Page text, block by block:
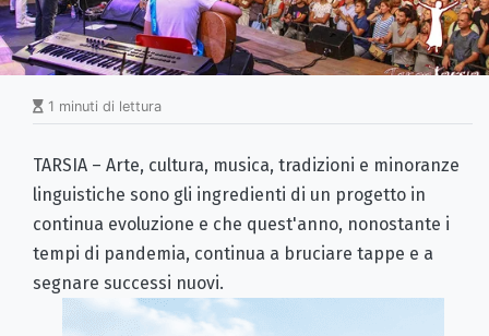
1 minuti di lettura
TARSIA – Arte, cultura, musica, tradizioni e minoranze
linguistiche sono gli ingredienti di un progetto in
continua evoluzione e che quest'anno, nonostante i
tempi di pandemia, continua a bruciare tappe e a
segnare successi nuovi.